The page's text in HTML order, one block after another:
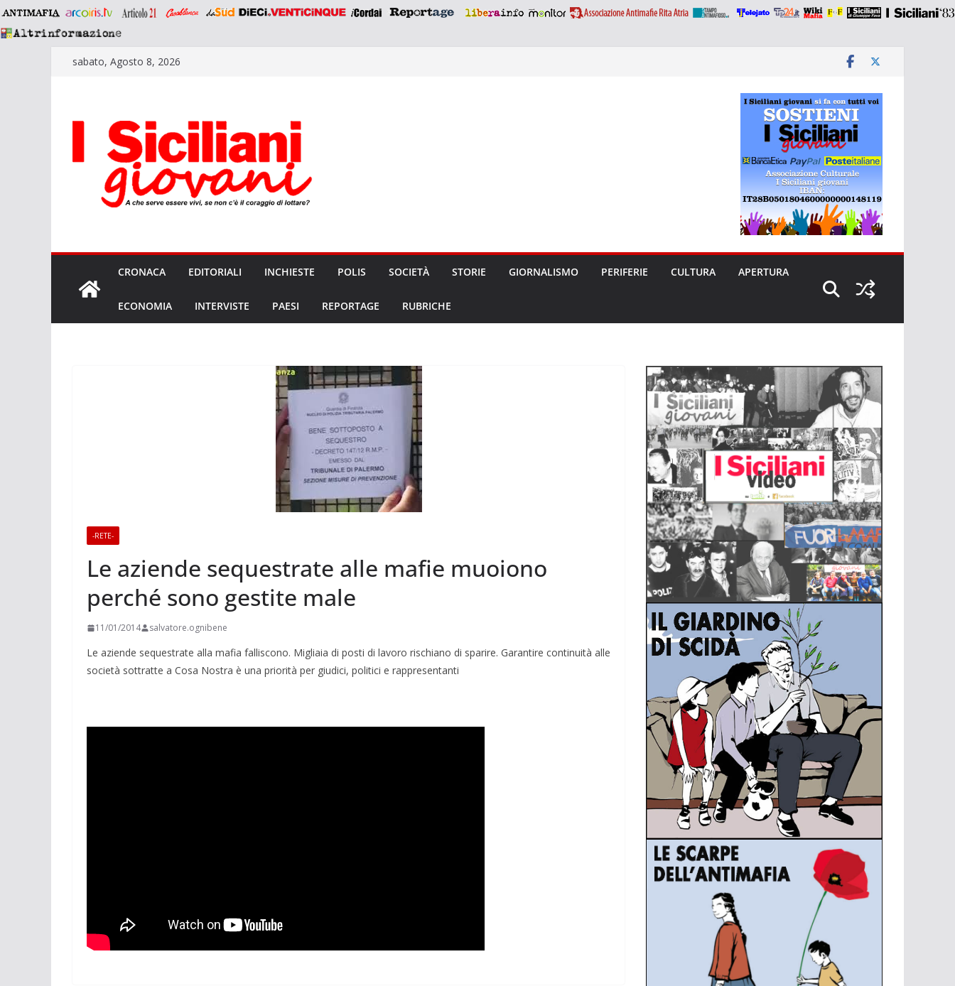
Saltasabato, Agosto 8, 2026
CRONACA EDITORIALI INCHIESTE POLIS SOCIETÀ STORIE GIORNALISMO PERIFERIE CULTURA APERTURA
ECONOMIA INTERVISTE PAESI REPORTAGE RUBRICHE
-RETE-
Le aziende sequestrate alle mafie muoiono
perché sono gestite male
11/01/2014 salvatore.ognibene
Le aziende sequestrate alla mafia falliscono. Migliaia di posti di lavoro rischiano di sparire. Garantire continuità alle
società sottratte a Cosa Nostra è una priorità per giudici, politici e rappresentanti